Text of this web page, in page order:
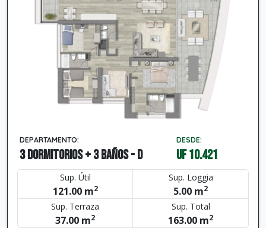
DEPARTAMENTO:
3 dormitorios + 3 baños - D
DESDE:
UF 10.421
Sup. Útil
121.00 m2
Sup. Loggia
5.00 m2
Sup. Terraza
37.00 m2
Sup. Total
163.00 m2